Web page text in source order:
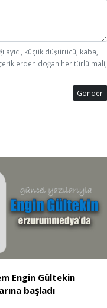
küçük düşürücü, kaba,
doğan her türlü mali,
Gönder
Engin Gültekin
başladı